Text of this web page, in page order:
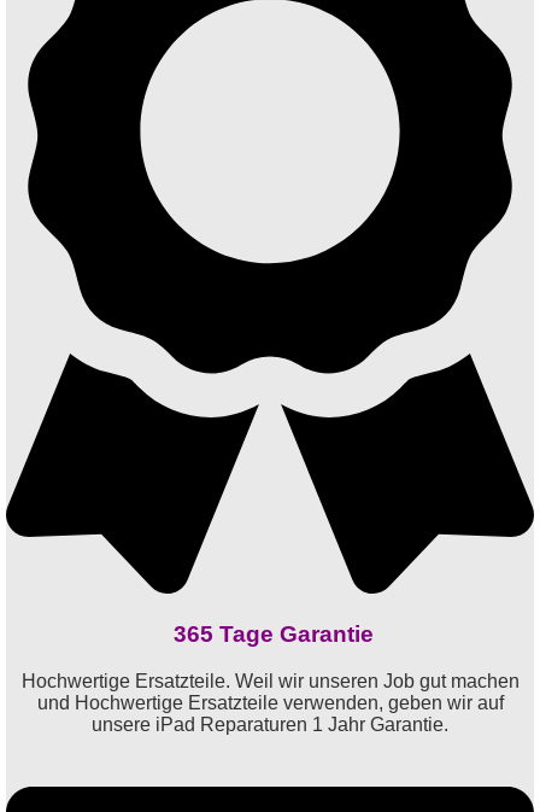
365 Tage Garantie
Hochwertige Ersatzteile. Weil wir unseren Job gut machen
und Hochwertige Ersatzteile verwenden, geben wir auf
unsere iPad Reparaturen 1 Jahr Garantie.